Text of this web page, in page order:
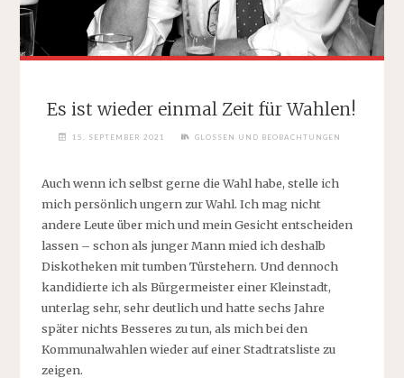
Es ist wieder einmal Zeit für Wahlen!
15. SEPTEMBER 2021 GLOSSEN UND BEOBACHTUNGEN
Auch wenn ich selbst gerne die Wahl habe, stelle ich
mich persönlich ungern zur Wahl. Ich mag nicht
andere Leute über mich und mein Gesicht entscheiden
lassen – schon als junger Mann mied ich deshalb
Diskotheken mit tumben Türstehern. Und dennoch
kandidierte ich als Bürgermeister einer Kleinstadt,
unterlag sehr, sehr deutlich und hatte sechs Jahre
später nichts Besseres zu tun, als mich bei den
Kommunalwahlen wieder auf einer Stadtratsliste zu
zeigen.